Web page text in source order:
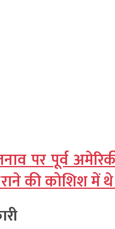
पर पूर्व
की कोशिश में थे